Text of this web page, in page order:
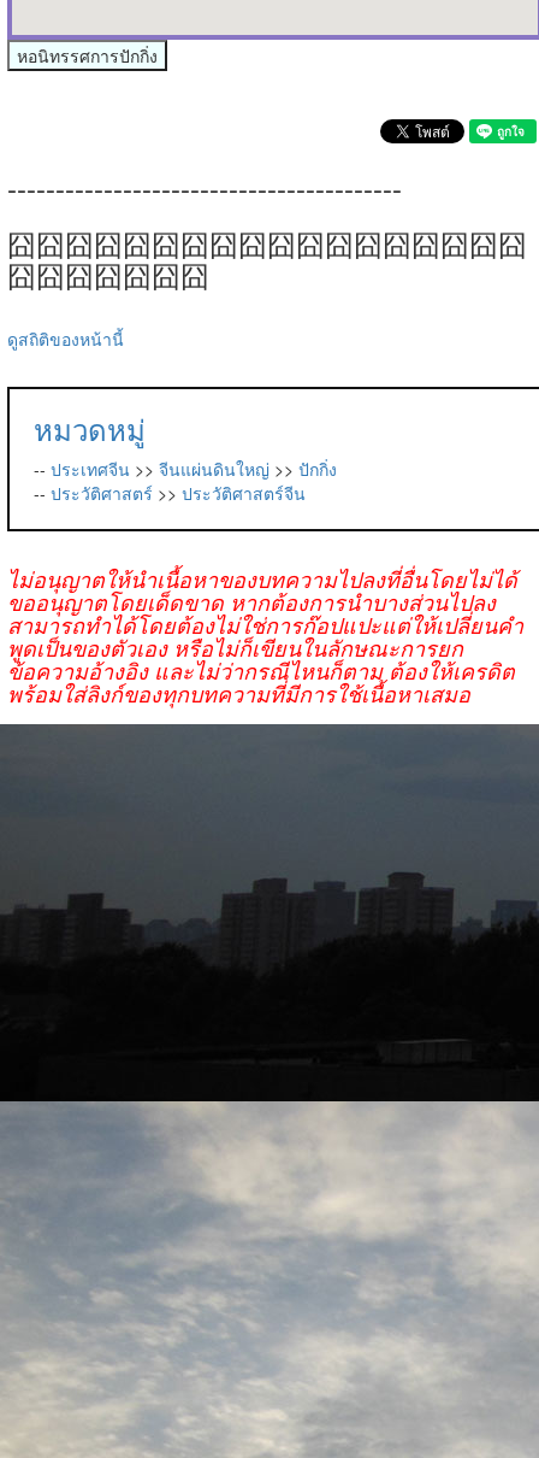
หอนิทรรศการปักกิ่ง
-----------------------------------------
囧囧囧囧囧囧囧囧囧囧囧囧囧囧囧囧囧囧
囧囧囧囧囧囧囧
ดูสถิติของหน้านี้
หมวดหมู่
-- ประเทศจีน >> จีนแผ่นดินใหญ่ >> ปักกิ่ง
-- ประวัติศาสตร์ >> ประวัติศาสตร์จีน
ไม่อนุญาตให้นำเนื้อหาของบทความไปลงที่อื่นโดยไม่ได้
ขออนุญาตโดยเด็ดขาด หากต้องการนำบางส่วนไปลง
สามารถทำได้โดยต้องไม่ใช่การก๊อปแปะแต่ให้เปลี่ยนคำ
พูดเป็นของตัวเอง หรือไม่ก็เขียนในลักษณะการยก
ข้อความอ้างอิง และไม่ว่ากรณีไหนก็ตาม ต้องให้เครดิต
พร้อมใส่ลิงก์ของทุกบทความที่มีการใช้เนื้อหาเสมอ